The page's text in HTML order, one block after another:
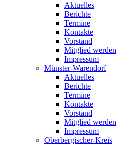
Aktuelles
Berichte
Termine
Kontakte
Vorstand
Mitglied werden
Impressum
Münster-Warendorf
Aktuelles
Berichte
Termine
Kontakte
Vorstand
Mitglied werden
Impressum
Oberbergischer-Kreis